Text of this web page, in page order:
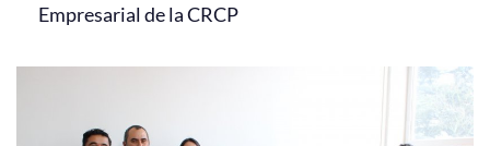
Empresarial de la CRCP